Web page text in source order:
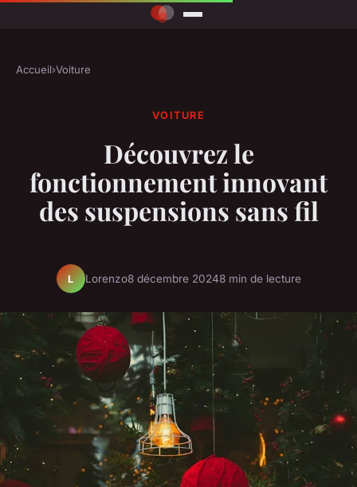
Accueil›Voiture
VOITURE
Découvrez le
fonctionnement innovant
des suspensions sans fil
L Lorenzo8 décembre 20248 min de lecture